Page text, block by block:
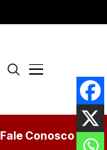
Fale Conosco